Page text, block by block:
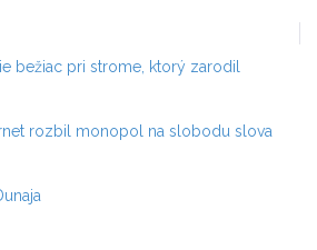
bežiac pri strome, ktorý zarodil
rozbil monopol na slobodu slova